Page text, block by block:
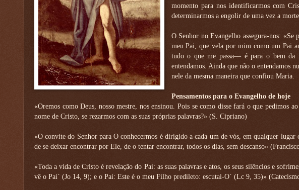
momento para nos identificarmos com
determinarmos a engolir de uma vez a
O Senhor no Evangelho assegura-nos:
meu Pai, que vela por mim como um Pai
tudo o que me passa— é para o bem da
entendamos. Ainda que não o entendamos
nele da mesma maneira que confiou Maria.
Pensamentos para o Evangelho de hoje
«Oremos como Deus, nosso mestre, nos ensinou. Pois se como disse fará o que pedimos
nome de Cristo, se rezarmos com as suas próprias palavras?» (S. Cipriano)
«O convite do Senhor para O conhecermos é dirigido a cada um de vós, em qualquer lugar
de se deixar encontrar por Ele, de o tentar encontrar, todos os dias, sem descanso»
«Toda a vida de Cristo é revelação do Pai: as suas palavras e atos, os seus silêncios e
vê o Pai´ (Jo 14, 9); e o Pai: Este é o meu Filho predileto: escutai-O´ (Lc 9, 35)»